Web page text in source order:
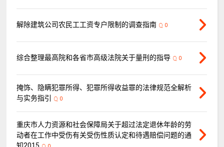
解除建筑公司农民工工资专户限制的调查指南 0
综合整理最高院和各省市高级法院关于量刑的指导 0
掩饰、隐瞒犯罪所得、犯罪所得收益罪的法律规范全解析
与实务指引
0
重庆市人力资源和社会保障局关于超过法定退休年龄的劳
动者在工作中受伤有关受伤性质认定和待遇赔偿问题的通